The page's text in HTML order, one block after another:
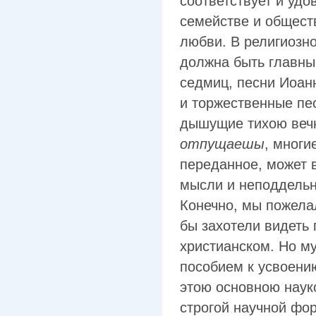
семействе и
любви. В
должна быть
седмиц, песни
и торжественные
дышущие тихою
отпущаешы,
переданное, может
мысли и
Конечно, мы
бы захотели
христианском. Но
пособием к
этою основною
строгой научной